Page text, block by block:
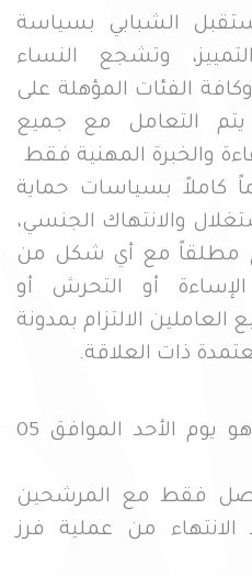
الشبابي بسياسة
وتشجع النساء
الفئات المؤهلة على
يتم التعامل مع جميع
والخبرة المهنية فقط
كاملاً بسياسات حماية
والانتهاك الجنسي،
مطلقاً مع أي شكل من
أو التحرش أو
الالتزام بمدونة
ذات العلاقة.
🗓️ آخر موعد للتسجيل هو يوم الأحد الموافق 05
فقط مع المرشحين
الانتهاء من عملية فرز